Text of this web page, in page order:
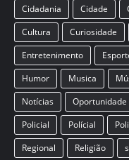
Cidadania Cidade
Cultura
Curiosidade
Entretenimento
Humor
Musica
Notícias
Oportunidade
Policial
Polícial
Regional
Religião